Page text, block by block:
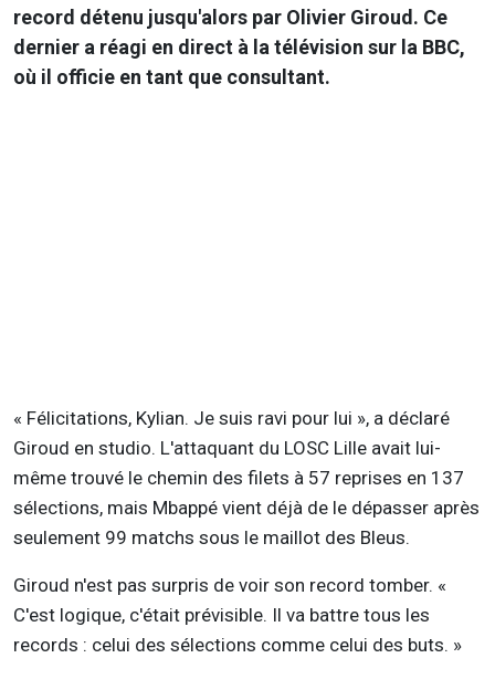
record détenu jusqu'alors par Olivier Giroud. Ce
dernier a réagi en direct à la télévision sur la BBC,
où il officie en tant que consultant.
« Félicitations, Kylian. Je suis ravi pour lui », a déclaré
Giroud en studio. L'attaquant du LOSC Lille avait lui-
même trouvé le chemin des filets à 57 reprises en 137
sélections, mais Mbappé vient déjà de le dépasser après
seulement 99 matchs sous le maillot des Bleus.
Giroud n'est pas surpris de voir son record tomber. «
C'est logique, c'était prévisible. Il va battre tous les
records : celui des sélections comme celui des buts. »